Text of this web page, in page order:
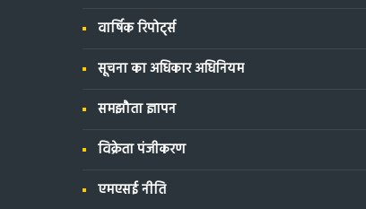
वार्षिक रिपोर्ट्स
सूचना का अधिकार अधिनियम
समझौता ज्ञापन
विक्रेता पंजीकरण
एमएसई नीति